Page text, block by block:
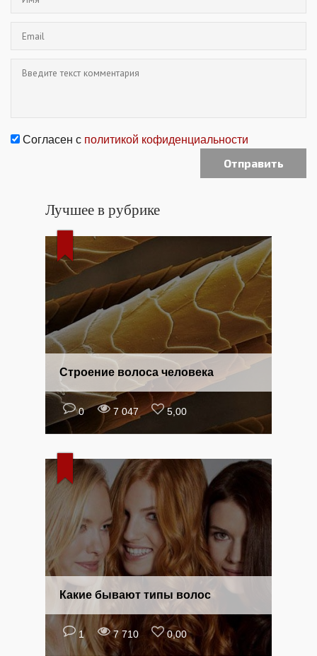
Согласен с политикой кофиденциальности
Лучшее в рубрике
0 7 047 5,00
Строение волоса человека
1 7 710 0,00
Какие бывают типы волос